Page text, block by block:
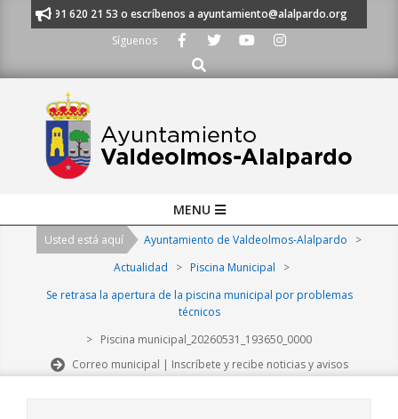
al 91 620 21 53 o escríbenos a ayuntamiento@alalpardo.org
Síguenos
Buscar
Navigation
MENU
Usted está aquí Ayuntamiento de Valdeolmos-Alalpardo
>
Actualidad
> Piscina Municipal
>
Se retrasa la apertura de la piscina municipal por problemas
técnicos
> Piscina municipal_20260531_193650_0000
Correo municipal | Inscríbete y recibe noticias y avisos